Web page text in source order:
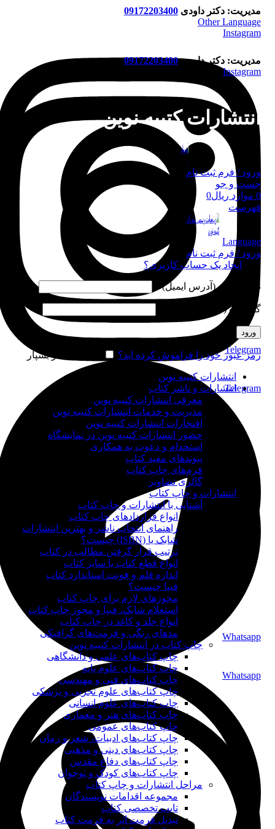
مدیریت: دکتر داودی 09172203400
Other Language
Instagram
Telegram
Whatsapp
مدیریت: دکتر داودی09172203400
Instagram
Telegram
Whatsapp
انتشارات کتیبه نوین
ورود / فرم ثبت نام
جست و جو
0 موارد ریال0
فهرست
Language
ورود / فرم ثبت نام
ورود
ایجاد یک حساب کاربری؟
نام کاربری (آدرس ایمیل)
گذرواژه (شماره موبایل)
ورود
رمز عبور خود را فراموش کرده اید؟ مرا به خاطر بسپار
انتشارات کتیبه نوین
انتشارات و ناشر کتاب
معرفی انتشارات کتیبه نوین
مدیریت و خدمات انتشارات کتیبه نوین
افتخارات انتشارات کتیبه نوین
حضور انتشارات کتیبه نوین در نمایشگاه‌
استخدام و دعوت به همکاری
پیوندهای مفید کتاب
فرم‌های چاپ کتاب
گالری تصاویر
انتشارات و چاپ کتاب
آشنایی با انتشارات و چاپ کتاب
انواع قراردادهای چاپ کتاب
راهنمای انتخاب ناشر و بهترین انتشارات
شابک یا (ISBN) چیست؟
ترتیب قرار گرفتن مطالب در کتاب
انواع قطع کتاب یا سایز کتاب
اندازه قلم و فونت استاندارد کتاب
فیپا چیست؟
مجوزهای لازم برای چاپ کتاب
استعلام شابک، فیپا و مجوز چاپ کتاب
انواع جلد و کاغذ در چاپ کتاب
مدهای رنگی و فرمت‌های گرافیکی
چاپ کتاب در انتشارات کتیبه نوین
چاپ کتاب‌های علمی و دانشگاهی
چاپ کتاب‌های علوم پایه
چاپ کتاب‌های فنی و مهندسی
چاپ کتاب‌های علوم تجربی و پزشکی
چاپ کتاب‌های علوم انسانی
چاپ کتاب‌های هنر و معماری
چاپ کتاب‌های عمومی
چاپ کتاب‌های ادبیات، شعر و رمان
چاپ کتاب‌های دینی و مذهبی
چاپ کتاب‌های دفاع مقدس
چاپ کتاب‌های کودک و نوجوان
مراحل انتشارات و چاپ کتاب
مجموعه اقدامات نویسندگان
تایپ تخصصی کتاب
تبدیل فرمت اثر به فرمت کتاب